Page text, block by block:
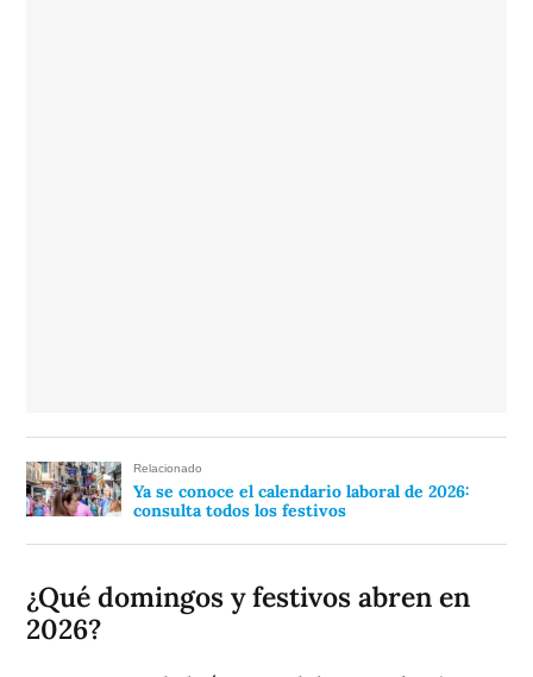
Relacionado
Ya se conoce el calendario laboral de 2026:
consulta todos los festivos
¿Qué domingos y festivos abren en
2026?